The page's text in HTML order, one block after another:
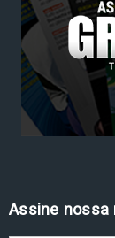
Assine nossa